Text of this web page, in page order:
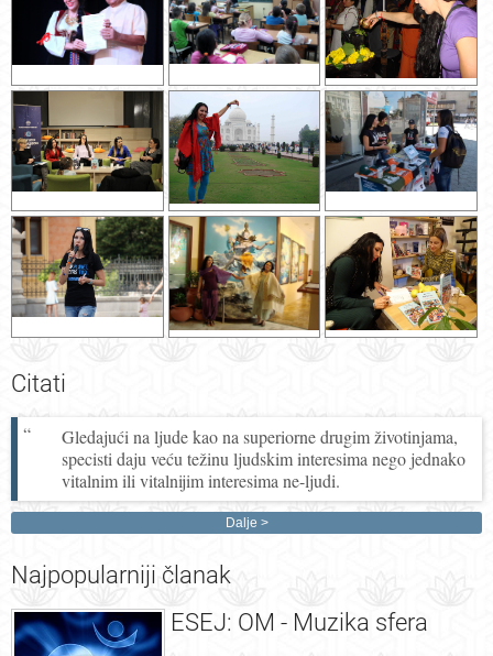
Citati
Gledajući na ljude kao na superiorne drugim životinjama,
specisti daju veću težinu ljudskim interesima nego jednako
vitalnim ili vitalnijim interesima ne-ljudi.
Dalje
Najpopularniji članak
ESEJ: OM - Muzika sfera